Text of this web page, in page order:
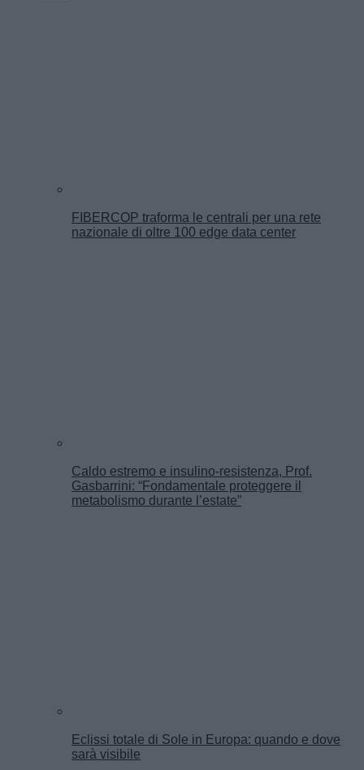
FIBERCOP traforma le centrali per una rete
nazionale di oltre 100 edge data center
Caldo estremo e insulino-resistenza, Prof.
Gasbarrini: “Fondamentale proteggere il
metabolismo durante l’estate”
Eclissi totale di Sole in Europa: quando e dove
sarà visibile